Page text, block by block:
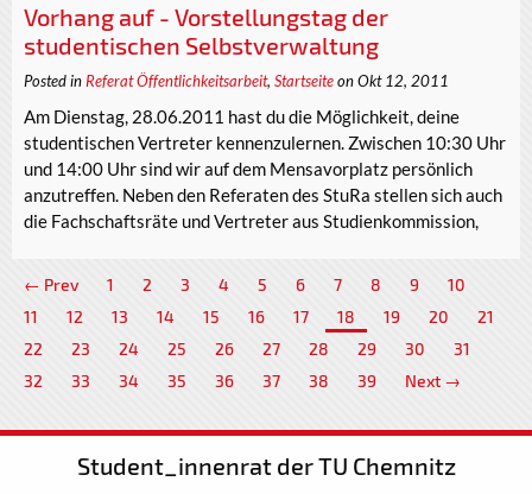
Vorhang auf - Vorstellungstag der
studentischen Selbstverwaltung
Posted in Referat Öffentlichkeitsarbeit, Startseiteon Okt 12, 2011
Am Dienstag, 28.06.2011 hast du die Möglichkeit, deine
studentischen Vertreter kennenzulernen. Zwischen 10:30 Uhr
und 14:00 Uhr sind wir auf dem Mensavorplatz persönlich
anzutreffen. Neben den Referaten des StuRa stellen sich auch
die Fachschaftsräte und Vertreter aus Studienkommission,
← Prev 1 2 3 4 5 6 7 8 9
10
11
12 13 14 15 16 17 18 19 20
21
22
23 24 25 26 27 28 29 30
31
32
33 34 35 36 37 38 39 Next →
Student_innenrat der TU Chemnitz